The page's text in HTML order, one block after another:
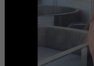
modelos